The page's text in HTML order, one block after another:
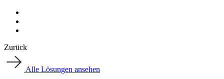
Zurück
Alle Lösungen ansehen